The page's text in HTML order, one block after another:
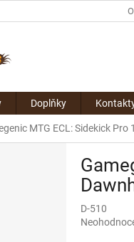
Doplňky
MTG ECL: Sidekick
D-510
Průměrné